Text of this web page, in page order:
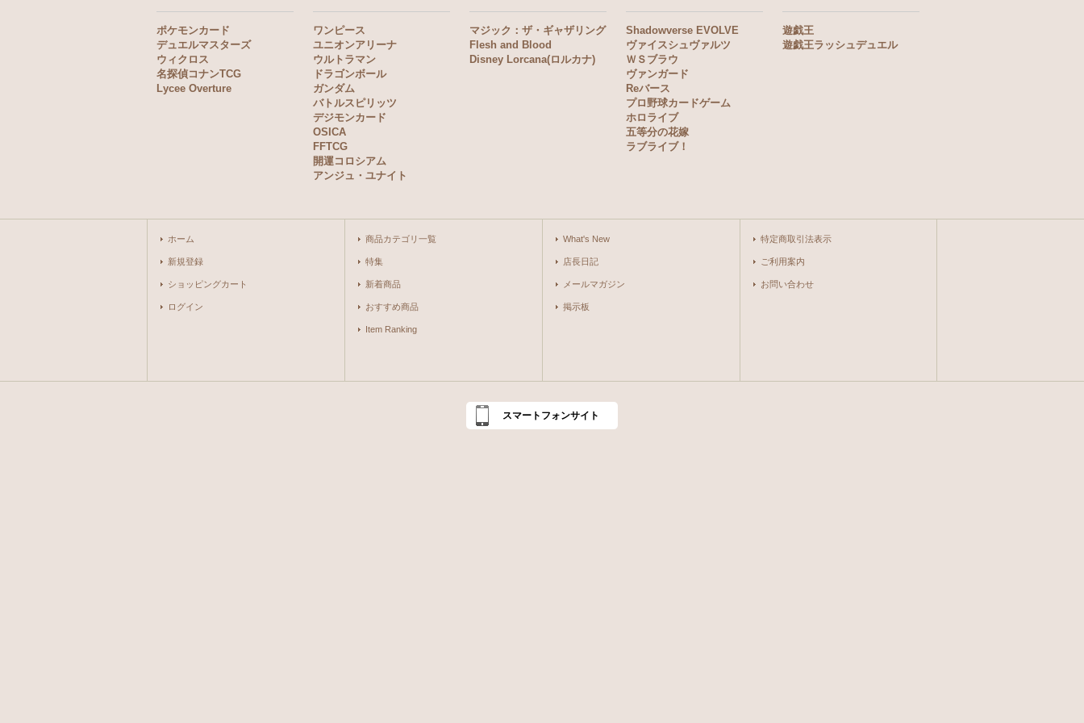
ポケモンカード
デュエルマスターズ
ウィクロス
名探偵コナンTCG
Lycee Overture
ワンピース
ユニオンアリーナ
ウルトラマン
ドラゴンボール
ガンダム
バトルスピリッツ
デジモンカード
OSICA
FFTCG
開運コロシアム
アンジュ・ユナイト
マジック：ザ・ギャザリング
Flesh and Blood
Disney Lorcana(ロルカナ)
Shadowverse EVOLVE
ヴァイスシュヴァルツ
ＷＳブラウ
ヴァンガード
Reバース
プロ野球カードゲーム
ホロライブ
五等分の花嫁
ラブライブ！
遊戯王
遊戯王ラッシュデュエル
ホーム
新規登録
ショッピングカート
ログイン
商品カテゴリ一覧
特集
新着商品
おすすめ商品
Item Ranking
What's New
店長日記
メールマガジン
掲示板
特定商取引法表示
ご利用案内
お問い合わせ
スマートフォンサイト